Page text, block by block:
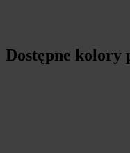
Dostępne kolory